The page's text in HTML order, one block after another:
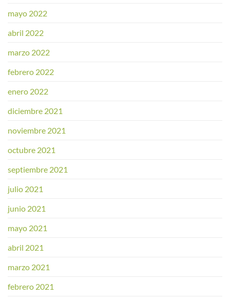
mayo 2022
abril 2022
marzo 2022
febrero 2022
enero 2022
diciembre 2021
noviembre 2021
octubre 2021
septiembre 2021
julio 2021
junio 2021
mayo 2021
abril 2021
marzo 2021
febrero 2021